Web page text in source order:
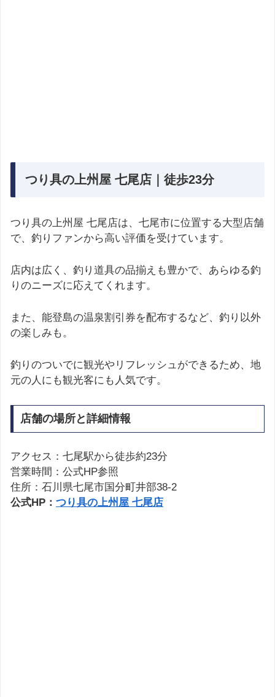
つり具の上州屋 七尾店｜徒歩23分
つり具の上州屋 七尾店は、七尾市に位置する大型店舗
で、釣りファンから高い評価を受けています。
店内は広く、釣り道具の品揃えも豊かで、あらゆる釣
りのニーズに応えてくれます。
また、能登島の温泉割引券を配布するなど、釣り以外
の楽しみも。
釣りのついでに観光やリフレッシュができるため、地
元の人にも観光客にも人気です。
店舗の場所と詳細情報
アクセス：七尾駅から徒歩約23分
営業時間：公式HP参照
住所：石川県七尾市国分町井部38-2
公式HP： つり具の上州屋 七尾店